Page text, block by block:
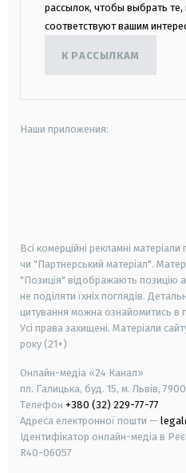
рассылок, чтобы выбрать те,
соответствуют вашим
К РАССЫЛКАМ
Наши приложения:
Всі комерційні рекламні
чи "Партнерський матеріал".
"Позиція" відображають позицію
не поділяти їхніх поглядів.
цитування можна ознайомитись в
Усі права захищені. Матеріали
року (21+)
Онлайн-медіа «24 Канал»
пл. Галицька, буд. 15, м. Львів,
Телефон +380 (32) 229-77-77
Адреса електронної пошти —
Ідентифікатор онлайн-медіа в
R40-06057